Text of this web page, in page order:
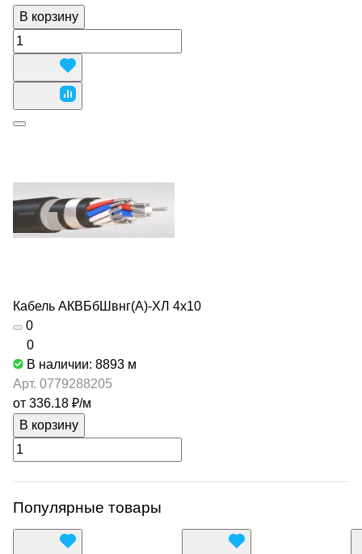
В корзину
Кабель АКВБбШвнг(А)-ХЛ 4х10
0
0
В наличии: 8893 м
Арт. 0779288205
от 336.18 ₽/м
В корзину
Популярные товары